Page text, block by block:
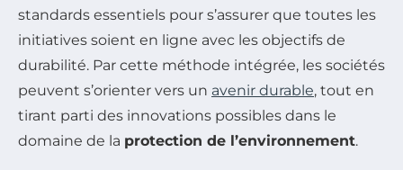
standards essentiels pour s’assurer que toutes les
initiatives soient en ligne avec les objectifs de
durabilité. Par cette méthode intégrée, les sociétés
peuvent s’orienter vers un avenir durable, tout en
tirant parti des innovations possibles dans le
domaine de la protection de l’environnement.